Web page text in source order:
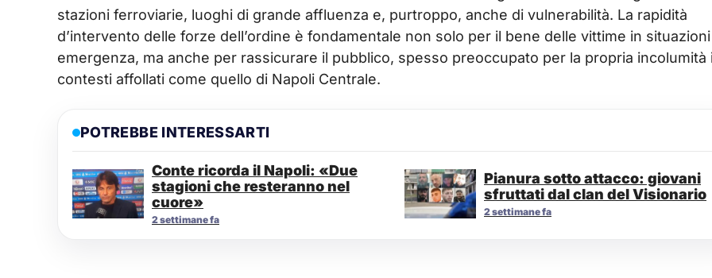
stazioni ferroviarie, luoghi di grande affluenza e, purtroppo, anche di vulnerabilità. La rapidità
d’intervento delle forze dell’ordine è fondamentale non solo per il bene delle vittime in
emergenza, ma anche per rassicurare il pubblico, spesso preoccupato per la propria incolumità
contesti affollati come quello di Napoli Centrale.
POTREBBE INTERESSARTI
Conte ricorda il Napoli: «Due
stagioni che resteranno nel
cuore»
2 settimane fa
Pianura sotto attacco: giovani
sfruttati dal clan del Visionario
2 settimane fa